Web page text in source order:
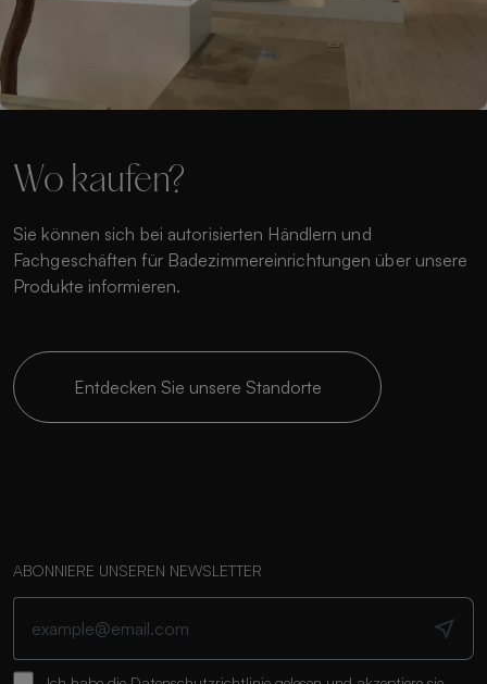
Wo kaufen?
Sie können sich bei autorisierten Händlern und
Fachgeschäften für Badezimmereinrichtungen über unsere
Produkte informieren.
Entdecken Sie unsere Standorte
ABONNIERE UNSEREN NEWSLETTER